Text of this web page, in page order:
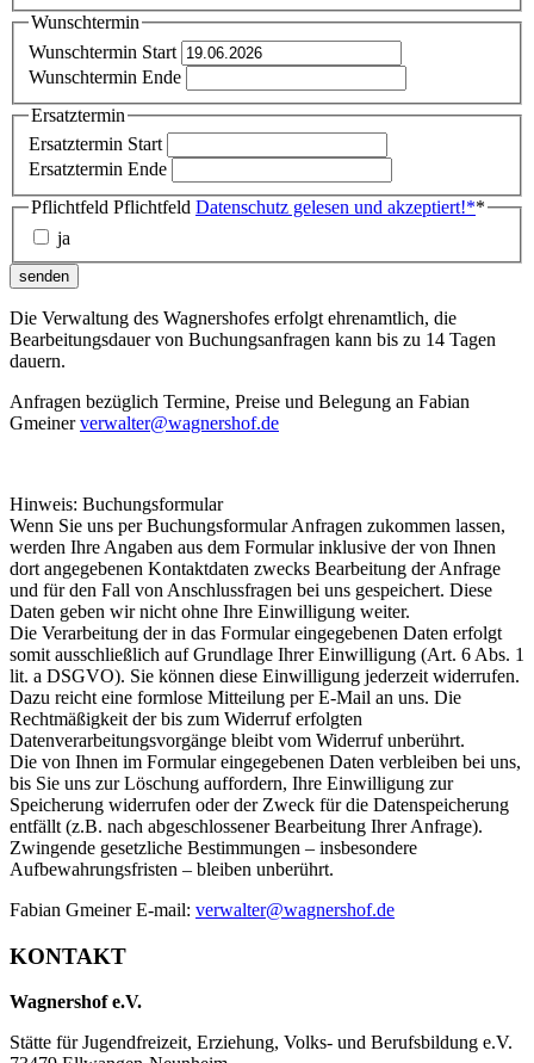
Wunschtermin
Wunschtermin Start
Wunschtermin Ende
Ersatztermin
Ersatztermin Start
Ersatztermin Ende
Pflichtfeld Pflichtfeld Datenschutz gelesen und akzeptiert!**
ja
senden
Die Verwaltung des Wagnershofes erfolgt ehrenamtlich, die
Bearbeitungsdauer von Buchungsanfragen kann bis zu 14 Tagen
dauern.
Anfragen bezüglich Termine, Preise und Belegung an Fabian
Gmeinerverwalter@wagnershof.de
Hinweis: Buchungsformular
Wenn Sie uns per Buchungsformular Anfragen zukommen lassen,
werden Ihre Angaben aus dem Formular inklusive der von Ihnen
dort angegebenen Kontaktdaten zwecks Bearbeitung der Anfrage
und für den Fall von Anschlussfragen bei uns gespeichert. Diese
Daten geben wir nicht ohne Ihre Einwilligung weiter.
Die Verarbeitung der in das Formular eingegebenen Daten erfolgt
somit ausschließlich auf Grundlage Ihrer Einwilligung (Art. 6 Abs. 1
lit. a DSGVO). Sie können diese Einwilligung jederzeit widerrufen.
Dazu reicht eine formlose Mitteilung per E-Mail an uns. Die
Rechtmäßigkeit der bis zum Widerruf erfolgten
Datenverarbeitungsvorgänge bleibt vom Widerruf unberührt.
Die von Ihnen im Formular eingegebenen Daten verbleiben bei uns,
bis Sie uns zur Löschung auffordern, Ihre Einwilligung zur
Speicherung widerrufen oder der Zweck für die Datenspeicherung
entfällt (z.B. nach abgeschlossener Bearbeitung Ihrer Anfrage).
Zwingende gesetzliche Bestimmungen – insbesondere
Aufbewahrungsfristen – bleiben unberührt.
Fabian Gmeiner E-mail: verwalter@wagnershof.de
KONTAKT
Wagnershof e.V.
Stätte für Jugendfreizeit, Erziehung, Volks- und Berufsbildung e.V.